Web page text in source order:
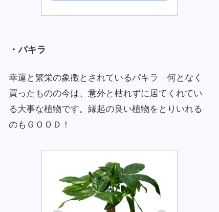
・パキラ
幸運と繁栄の象徴とされているパキラ 何となく
買ったものの今は、意外と枯れずに居てくれてい
る大事な植物です。縁起の良い植物をとりいれる
のもＧＯＯＤ！